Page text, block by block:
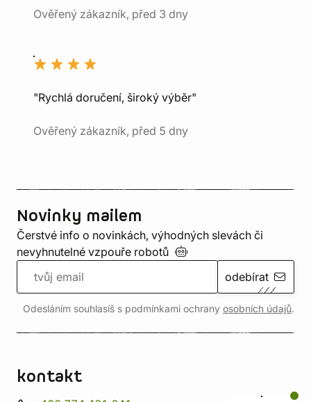
Ověřený zákazník, před 3 dny
"Rychlá doručení, široký výběr"
Ověřený zákazník, před 5 dny
Novinky mailem
Čerstvé info o novinkách, výhodných slevách či
nevyhnutelné vzpouře robotů
odebírat
Odesláním souhlasíš s podmínkami ochrany osobních údajů.
kontakt